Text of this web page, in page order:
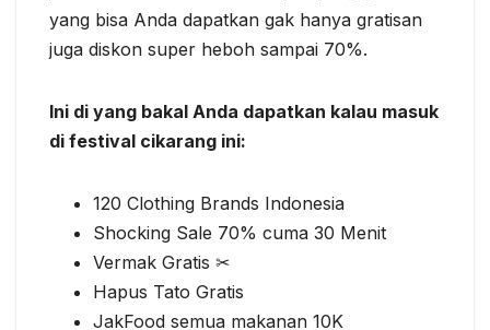
yang bisa Anda dapatkan gak hanya gratisan
juga diskon super heboh sampai 70%.
Ini di yang bakal Anda dapatkan kalau masuk
di festival cikarang ini:
120 Clothing Brands Indonesia
Shocking Sale 70% cuma 30 Menit
Vermak Gratis ✂
Hapus Tato Gratis
JakFood semua makanan 10K